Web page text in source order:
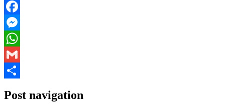
Facebook
Messenger
WhatsApp
Gmail
Post navigation